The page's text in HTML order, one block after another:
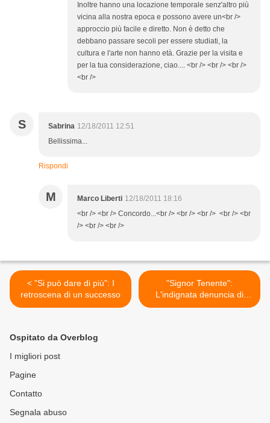
Inoltre hanno una locazione temporale senz'altro più
vicina alla nostra epoca e possono avere un<br />
approccio più facile e diretto. Non è detto che
debbano passare secoli per essere studiati, la
cultura e l'arte non hanno età. Grazie per la visita e
per la tua considerazione, ciao.... <br /> <br /> <br />
<br />
S Sabrina 12/18/2011 12:51
Bellissima...
Rispondi
M Marco Liberti 12/18/2011 18:16
<br /> <br /> Concordo...<br /> <br /> <br /> <br /> <br
/> <br /> <br />
< "Si può dare di più": I
retroscena di un successo
"Signor Tenente":
L'indignata denuncia di
Faletti pro carabinieri >
Ospitato da Overblog
I migliori post
Pagine
Contatto
Segnala abuso